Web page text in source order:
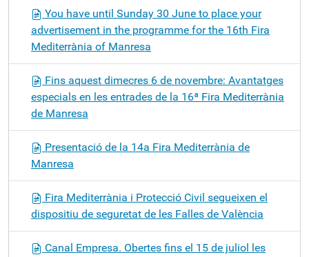
You have until Sunday 30 June to place your
advertisement in the programme for the 16th Fira
Mediterrània of Manresa
Fins aquest dimecres 6 de novembre: Avantatges
especials en les entrades de la 16ª Fira Mediterrània
de Manresa
Presentació de la 14a Fira Mediterrània de
Manresa
Fira Mediterrània i Protecció Civil segueixen el
dispositiu de seguretat de les Falles de València
Canal Empresa. Obertes fins el 15 de juliol les